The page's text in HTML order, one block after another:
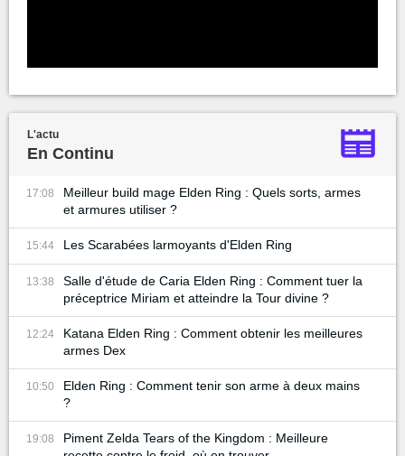
L'actu
En Continu
17:08
Meilleur build mage Elden Ring : Quels sorts, armes
et armures utiliser ?
15:44 Les Scarabées larmoyants d'Elden Ring
13:38
Salle d'étude de Caria Elden Ring : Comment tuer la
préceptrice Miriam et atteindre la Tour divine ?
12:24
Katana Elden Ring : Comment obtenir les meilleures
armes Dex
10:50
Elden Ring : Comment tenir son arme à deux mains
?
19:08
Piment Zelda Tears of the Kingdom : Meilleure